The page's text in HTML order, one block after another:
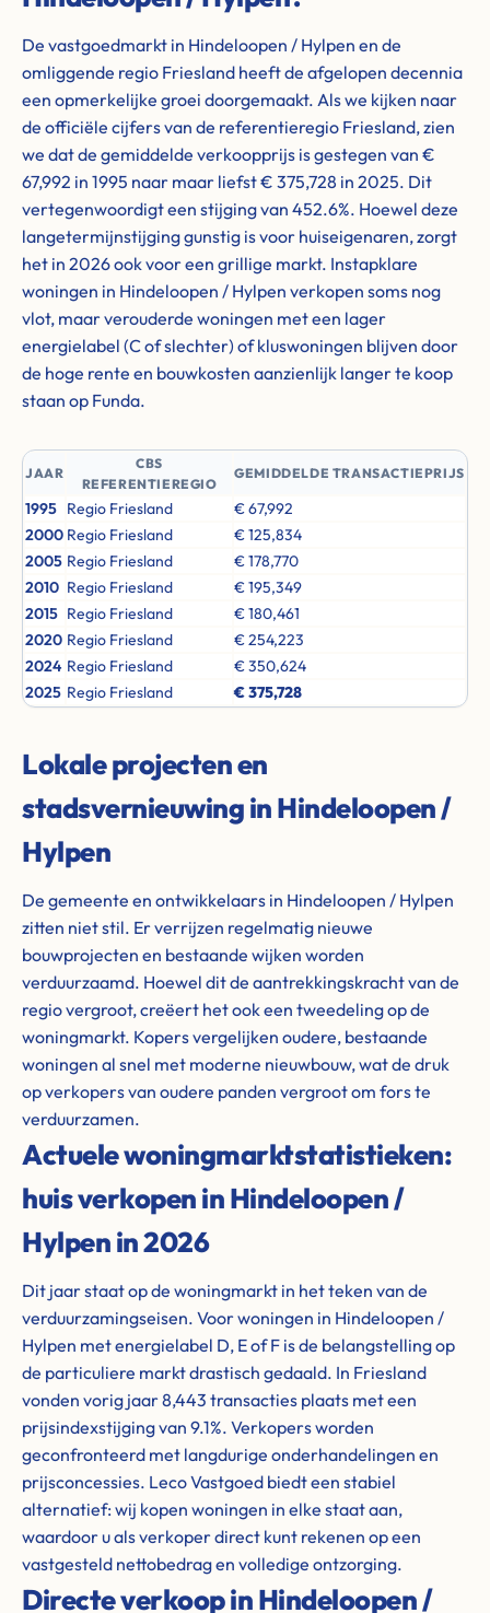
De vastgoedmarkt in Hindeloopen / Hylpen en de
omliggende regio Friesland heeft de afgelopen decennia
een opmerkelijke groei doorgemaakt. Als we kijken naar
de officiële cijfers van de referentieregio Friesland, zien
we dat de gemiddelde verkoopprijs is gestegen van €
67,992 in 1995 naar maar liefst € 375,728 in 2025. Dit
vertegenwoordigt een stijging van 452.6%. Hoewel deze
langetermijnstijging gunstig is voor huiseigenaren, zorgt
het in 2026 ook voor een grillige markt. Instapklare
woningen in Hindeloopen / Hylpen verkopen soms nog
vlot, maar verouderde woningen met een lager
energielabel (C of slechter) of kluswoningen blijven door
de hoge rente en bouwkosten aanzienlijk langer te koop
staan op Funda.
JAAR
CBS
REFERENTIEREGIO
GEMIDDELDE TRANSACTIEPRIJS
1995 Regio Friesland
€ 67,992
2000 Regio Friesland
€ 125,834
2005 Regio Friesland
€ 178,770
2010 Regio Friesland
€ 195,349
2015 Regio Friesland
€ 180,461
2020 Regio Friesland
€ 254,223
2024 Regio Friesland
€ 350,624
2025 Regio Friesland € 375,728
Lokale projecten en
stadsvernieuwing in Hindeloopen /
Hylpen
De gemeente en ontwikkelaars in Hindeloopen / Hylpen
zitten niet stil. Er verrijzen regelmatig nieuwe
bouwprojecten en bestaande wijken worden
verduurzaamd. Hoewel dit de aantrekkingskracht van de
regio vergroot, creëert het ook een tweedeling op de
woningmarkt. Kopers vergelijken oudere, bestaande
woningen al snel met moderne nieuwbouw, wat de druk
op verkopers van oudere panden vergroot om fors te
verduurzamen.
Actuele woningmarktstatistieken:
huis verkopen in Hindeloopen /
Hylpen in 2026
Dit jaar staat op de woningmarkt in het teken van de
verduurzamingseisen. Voor woningen in Hindeloopen /
Hylpen met energielabel D, E of F is de belangstelling op
de particuliere markt drastisch gedaald. In Friesland
vonden vorig jaar 8,443 transacties plaats met een
prijsindexstijging van 9.1%. Verkopers worden
geconfronteerd met langdurige onderhandelingen en
prijsconcessies. Leco Vastgoed biedt een stabiel
alternatief: wij kopen woningen in elke staat aan,
waardoor u als verkoper direct kunt rekenen op een
vastgesteld nettobedrag en volledige ontzorging.
Directe verkoop in Hindeloopen /